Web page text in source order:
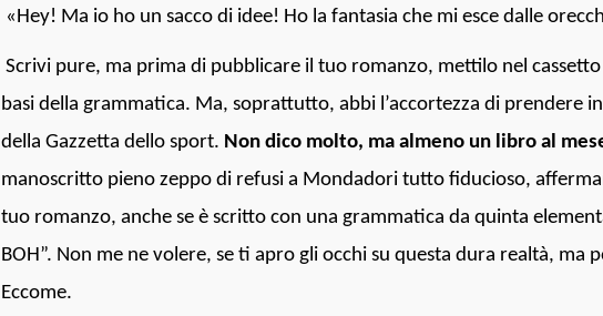
«Hey! Ma io ho un sacco di idee! Ho la fantasia che mi esce dalle
Scrivi pure, ma prima di pubblicare il tuo romanzo, mettilo nel
basi della grammatica. Ma, soprattutto, abbi l’accortezza di prendere
della Gazzetta dello sport. Non dico molto, ma almeno un libro al
manoscritto pieno zeppo di refusi a Mondadori tutto fiducioso,
tuo romanzo, anche se è scritto con una grammatica da quinta
BOH”. Non me ne volere, se ti apro gli occhi su questa dura realtà, ma
Eccome.